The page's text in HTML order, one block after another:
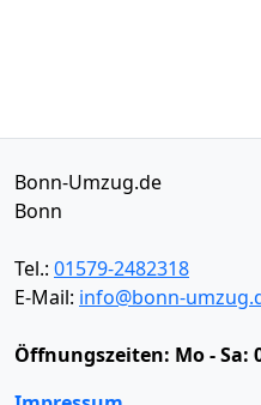
Bonn-Umzug.de
Bonn
Tel.: 01579-2482318
E-Mail: info@bonn-
Öffnungszeiten: Mo - Sa: